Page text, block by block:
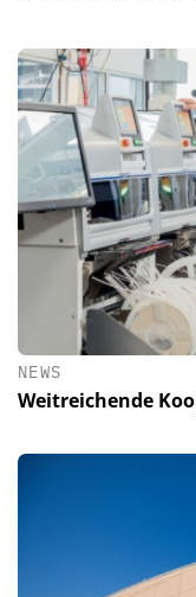
NEWS
Weitreichende